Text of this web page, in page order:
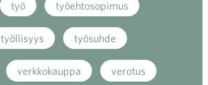
työ työehtosopimus
työllisyys työsuhde
verkkokauppa verotus